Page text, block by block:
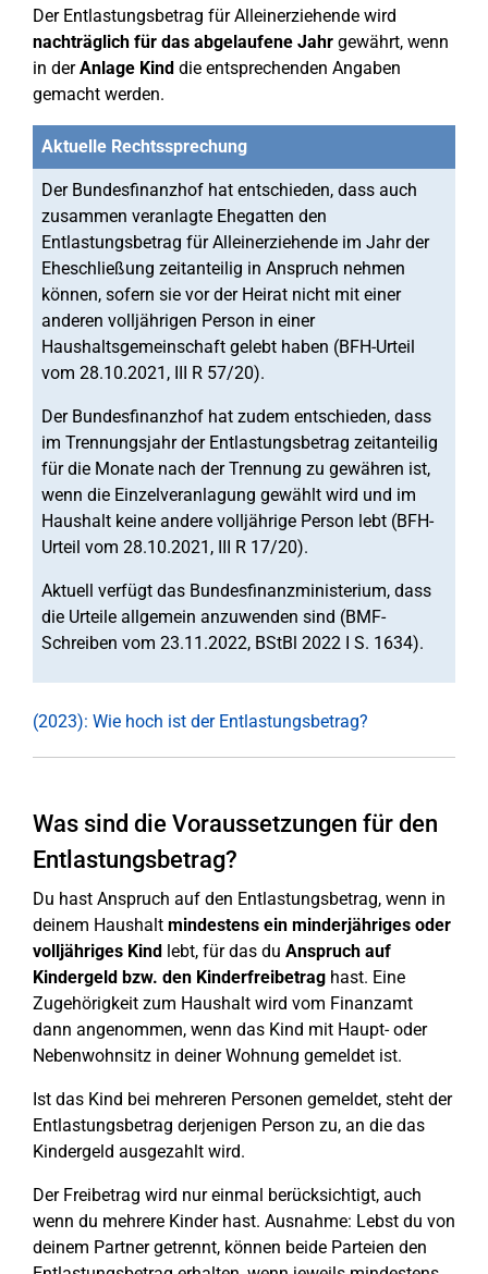
Der Entlastungsbetrag für Alleinerziehende wird
nachträglich für das abgelaufene Jahr gewährt, wenn
in derAnlage Kind die entsprechenden Angaben
gemacht werden.
Aktuelle Rechtssprechung
Der Bundesfinanzhof hat entschieden, dass auch
zusammen veranlagte Ehegatten den
Entlastungsbetrag für Alleinerziehende im Jahr der
Eheschließung zeitanteilig in Anspruch nehmen
können, sofern sie vor der Heirat nicht mit einer
anderen volljährigen Person in einer
Haushaltsgemeinschaft gelebt haben (BFH-Urteil
vom 28.10.2021, III R 57/20).
Der Bundesfinanzhof hat zudem entschieden, dass
im Trennungsjahr der Entlastungsbetrag zeitanteilig
für die Monate nach der Trennung zu gewähren ist,
wenn die Einzelveranlagung gewählt wird und im
Haushalt keine andere volljährige Person lebt (BFH-
Urteil vom 28.10.2021, III R 17/20).
Aktuell verfügt das Bundesfinanzministerium, dass
die Urteile allgemein anzuwenden sind (BMF-
Schreiben vom 23.11.2022, BStBl 2022 I S. 1634).
(2023): Wie hoch ist der Entlastungsbetrag?
Was sind die Voraussetzungen für den
Entlastungsbetrag?
Du hast Anspruch auf den Entlastungsbetrag, wenn in
deinem Haushalt mindestens ein minderjähriges oder
volljähriges Kind lebt, für das du Anspruch auf
Kindergeld bzw. den Kinderfreibetrag hast. Eine
Zugehörigkeit zum Haushalt wird vom Finanzamt
dann angenommen, wenn das Kind mit Haupt- oder
Nebenwohnsitz in deiner Wohnung gemeldet ist.
Ist das Kind bei mehreren Personen gemeldet, steht der
Entlastungsbetrag derjenigen Person zu, an die das
Kindergeld ausgezahlt wird.
Der Freibetrag wird nur einmal berücksichtigt, auch
wenn du mehrere Kinder hast. Ausnahme: Lebst du von
deinem Partner getrennt, können beide Parteien den